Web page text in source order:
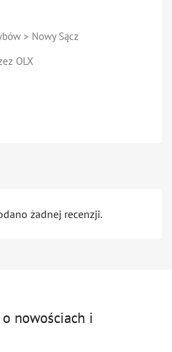
> Nowy Sącz
OLX
żadnej recenzji.
nowościach i